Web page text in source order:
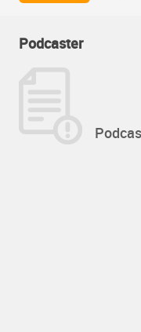
Podcaster